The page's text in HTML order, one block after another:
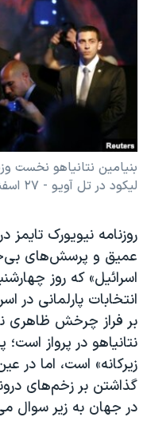
فرهنگ و زندگی
حقوق شهروندی
اقتصادی
علم و فناوری
آرشیو پخش زنده
مستندها
انتخابات ریاست جمهوری
حمله جمهوری اسلامی به
رمز مهسا
ورزش زنان در ایران
مجموعه مستندهای
دادگاه حمید نوری
چهل سال گروگان‌گیری
قانون شفافیت دارائی
اعتراضات مردمی آبان ۹۸
اسرائیل در جنگ
نرگس محمدی برنده
همایش محافظه‌کاران
دنبال کنید
زبانهای مختلف
بنیامين نتانياهو نخست
ليکود در تل آويو - ۲۷ اسفند ۱۳۹۳ (۱۸ مارس ۲۰۱۵)
روزنامه نيويورک تايمز در
عميق و پرسش‌های
اسرائيل» که روز
انتخابات پارلمانی
بر فراز چرخش ظاهری
نتانياهو در پرواز
زيرکانه» است، اما در
گذاشتن بر زخم‌های
در جهان به زير سوال